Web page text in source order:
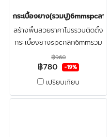
กระเบื้องยาง(รวมปู)6mmspcลา
สร้างพื้นสวยราคาโปรรวมติดตั้ง
กระเบื้องยางspcคลิก6mmรวม
ปูลายก้างปลา+ฟรีตรวจพื้นก่อน
ติดตั้ง ปูทับพื้นกระเบื้องเดิมและ
พื้นปูนใหม่
฿960
฿780 -19%
เปรียบเทียบ